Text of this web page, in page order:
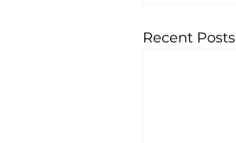
Recent Posts